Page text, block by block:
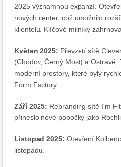
2025 významnou expanzí.
nových center, což umožnilo
klientelu. Klíčové milníky
Květen 2025: Převzetí sítě
(Chodov, Černý Most) a Ostravě.
moderní prostory, které byly
Form Factory.
Září 2025: Rebranding sítě I'm
přineslo nové pobočky jako
Listopad 2025: Otevření
listopadu.